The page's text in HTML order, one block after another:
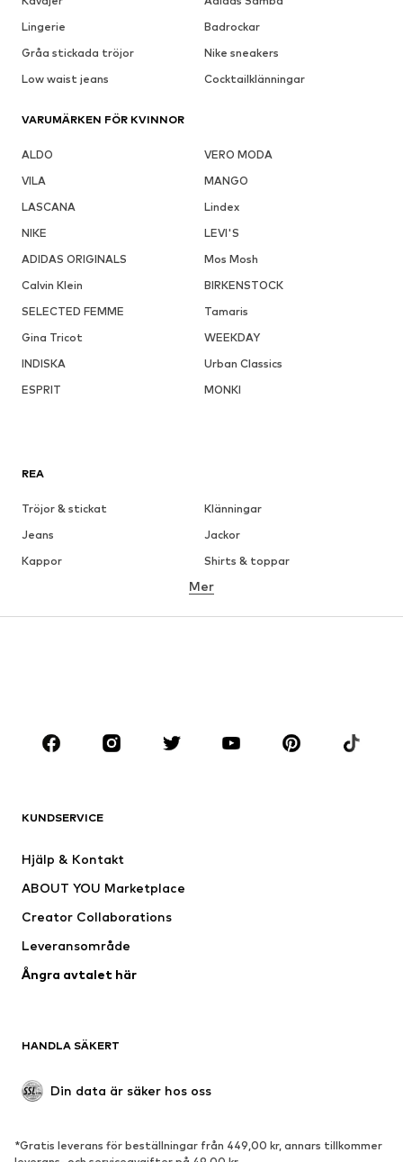
Lingerie
Badrockar
Gråa stickada tröjor
Nike sneakers
Low waist jeans
Cocktailklänningar
VARUMÄRKEN FÖR KVINNOR
ALDO
VERO MODA
VILA
MANGO
LASCANA
Lindex
NIKE
LEVI'S
ADIDAS ORIGINALS
Mos Mosh
Calvin Klein
BIRKENSTOCK
SELECTED FEMME
Tamaris
Gina Tricot
WEEKDAY
INDISKA
Urban Classics
ESPRIT
MONKI
REA
Tröjor & stickat
Klänningar
Jeans
Jackor
Kappor
Shirts & toppar
Underkläder
Kjolar
Blusar & tunikor
Premium
Nytt
Underkläder
Kappor
Badkläder
Upcycling
Populärt
Mer
KUNDSERVICE
Hjälp & Kontakt
ABOUT YOU Marketplace
Creator Collaborations
Leveransområde
Ångra avtalet här
HANDLA SÄKERT
Din data är säker hos oss
*Gratis leverans för beställningar från 449,00 kr, annars tillkommer